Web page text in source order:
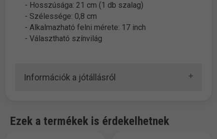
- Hosszúsága: 21 cm (1 db szalag)
- Szélessége: 0,8 cm
- Alkalmazható felni mérete: 17 inch
- Választható színvilág
Információk a jótállásról
Ezek a termékek is érdekelhetnek